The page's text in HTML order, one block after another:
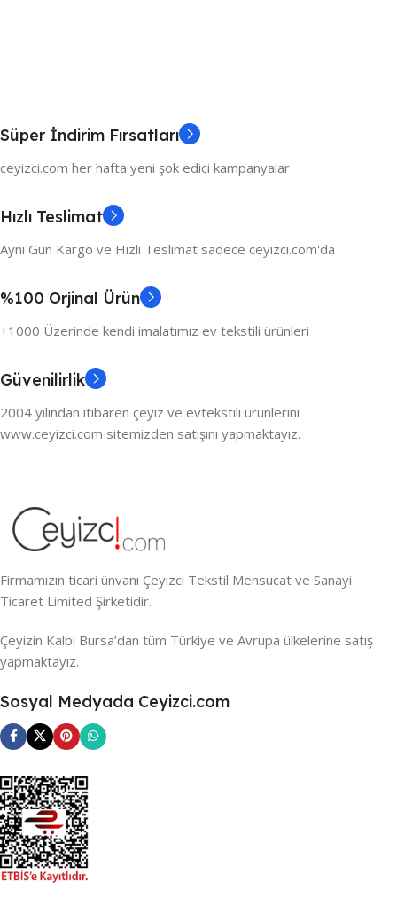
Süper İndirim Fırsatları
ceyizci.com her hafta yeni şok edici kampanyalar
Hızlı Teslimat
Aynı Gün Kargo ve Hızlı Teslimat sadece ceyizci.com'da
%100 Orjinal Ürün
+1000 Üzerinde kendi imalatımız ev tekstili ürünleri
Güvenilirlik
2004 yılından itibaren çeyiz ve evtekstili ürünlerini
www.ceyizci.com sitemizden satışını yapmaktayız.
Firmamızın ticari ünvanı Çeyizci Tekstil Mensucat ve Sanayi
Ticaret Limited Şirketidir.
Çeyizin Kalbi Bursa’dan tüm Türkiye ve Avrupa ülkelerine satış
yapmaktayız.
Sosyal Medyada Ceyizci.com